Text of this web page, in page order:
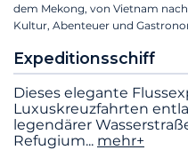
dem Mekong, von Vietnam
Kultur, Abenteuer und
Expeditionsschiff
Dieses elegante
Luxuskreuzfahrten
legendärer
Refugium... mehr+